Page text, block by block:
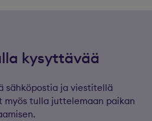
kysyttävää
sähköpostia ja viestitellä
myös tulla juttelemaan paikan